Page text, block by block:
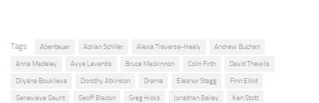
Tags: Abenteuer Adrian Schiller Alexia Traverse-Healy Andrew Buchan
Anna Madeley Avye Leventis Bruce Mackinnon Colin Firth David Thewlis
Dilyana Bouklieva Dorothy Atkinson Drama Eleanor Stagg Finn Elliot
Genevieve Gaunt Geoff Bladon Greg Hicks Jonathan Bailey Ken Stott